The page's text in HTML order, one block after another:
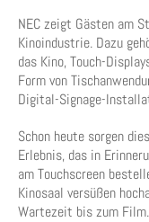
NEC zeigt Gästen am
Kinoindustrie. Dazu
das Kino, Touch-
Form von
Digital-Signage-
Schon heute sorgen
Erlebnis, das in
am Touchscreen
Kinosaal versüßen
Wartezeit bis zum Film.